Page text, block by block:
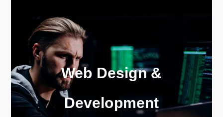
Web Design &
Development